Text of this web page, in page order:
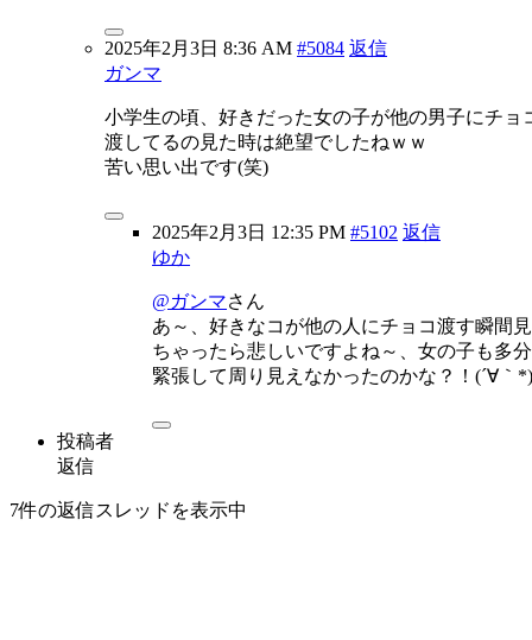
2025年2月3日 8:36 AM #5084 返信
ガンマ
小学生の頃、好きだった女の子が他の男子にチョ
渡してるの見た時は絶望でしたねｗｗ
苦い思い出です(笑)
2025年2月3日 12:35 PM #5102 返信
ゆか
@ガンマさん
あ～、好きなコが他の人にチョコ渡す瞬間見
ちゃったら悲しいですよね～、女の子も多分
緊張して周り見えなかったのかな？！(´∀｀*)
投稿者
返信
7件の返信スレッドを表示中